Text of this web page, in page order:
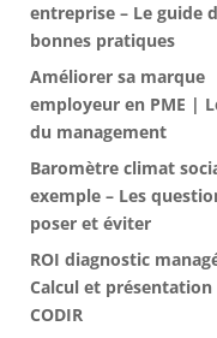
entreprise – Le guide
bonnes pratiques
Améliorer sa marque
employeur en PME |
du management
Baromètre climat
exemple – Les
poser et éviter
ROI diagnostic
Calcul et présentation
CODIR